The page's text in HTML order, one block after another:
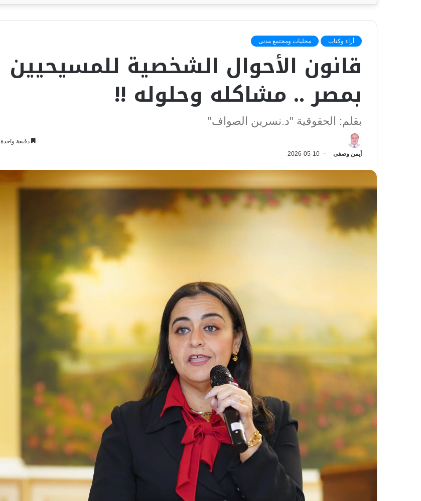
أراء وكتاب محليات ومجتمع مدنى
قانون الأحوال الشخصية للمسيحيين
بمصر .. مشاكله وحلوله !!
بقلم: الحقوقية "د.نسرين الصواف"
أيمن وصفى 2026-05-10
دقيقة واحدة